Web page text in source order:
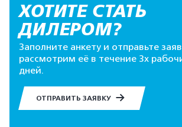
ХОТИТЕ СТАТЬ
ДИЛЕРОМ?
Заполните анкету и отправьте
рассмотрим её в течение 3х
дней.
ОТПРАВИТЬ ЗАЯВКУ